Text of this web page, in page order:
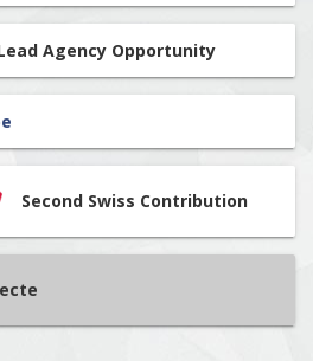
Lead Agency Opportunity
Second Swiss Contribution